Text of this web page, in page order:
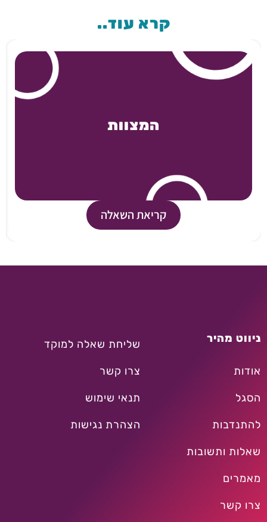
קרא עוד..
המצוות
קריאת השאלה
ניווט מהיר
אודות
הסגל
להתנדבות
שאלות ותשובות
מאמרים
צרו קשר
שליחת שאלה למוקד
צרו קשר
תנאי שימוש
הצהרת נגישות